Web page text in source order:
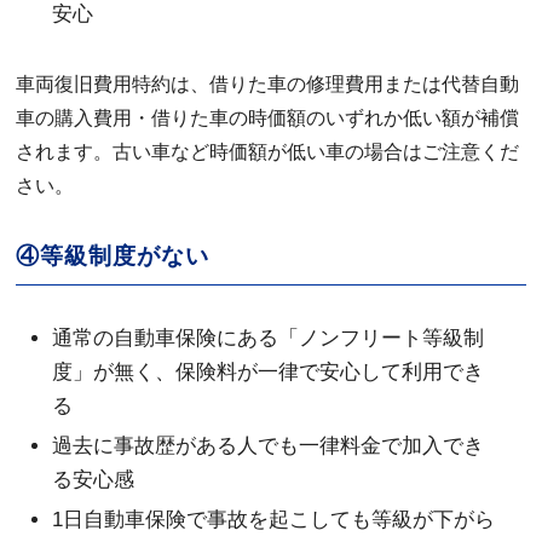
安心
車両復旧費用特約は、借りた車の修理費用または代替自動
車の購入費用・借りた車の時価額のいずれか低い額が補償
されます。古い車など時価額が低い車の場合はご注意くだ
さい。
④等級制度がない
通常の自動車保険にある「ノンフリート等級制
度」が無く、保険料が一律で安心して利用でき
る
過去に事故歴がある人でも一律料金で加入でき
る安心感
1日自動車保険で事故を起こしても等級が下がら